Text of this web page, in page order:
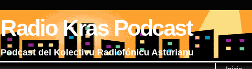
Radio Kras Podcast
Podcast del Kolectivu Radiofónicu Asturianu